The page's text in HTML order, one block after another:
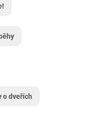
o dveřích